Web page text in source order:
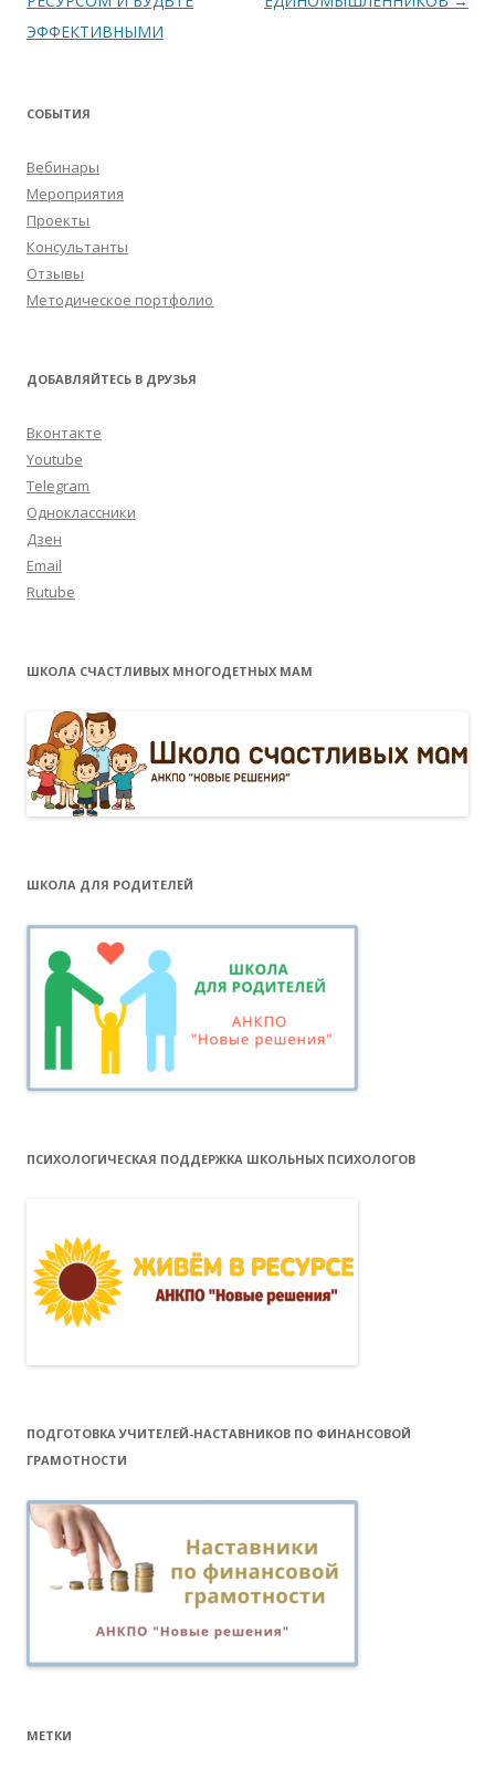
записям
ЭФФЕКТИВНЫМИ
СОБЫТИЯ
Вебинары
Мероприятия
Проекты
Консультанты
Отзывы
Методическое портфолио
ДОБАВЛЯЙТЕСЬ В ДРУЗЬЯ
Вконтакте
Youtube
Telegram
Одноклассники
Дзен
Email
Rutube
ШКОЛА СЧАСТЛИВЫХ МНОГОДЕТНЫХ МАМ
ШКОЛА ДЛЯ РОДИТЕЛЕЙ
ПСИХОЛОГИЧЕСКАЯ ПОДДЕРЖКА ШКОЛЬНЫХ ПСИХОЛОГОВ
ПОДГОТОВКА УЧИТЕЛЕЙ-НАСТАВНИКОВ ПО ФИНАНСОВОЙ
ГРАМОТНОСТИ
МЕТКИ